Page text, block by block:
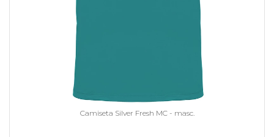
Camiseta Silver Fresh MC - masc.